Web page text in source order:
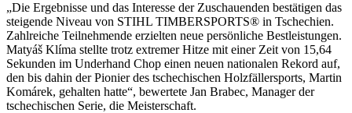
„Die Ergebnisse und das Interesse der Zuschauenden bestätigen das
steigende Niveau von STIHL TIMBERSPORTS® in Tschechien.
Zahlreiche Teilnehmende erzielten neue persönliche Bestleistungen.
Matyáš Klíma stellte trotz extremer Hitze mit einer Zeit von 15,64
Sekunden im Underhand Chop einen neuen nationalen Rekord auf,
den bis dahin der Pionier des tschechischen Holzfällersports, Martin
Komárek, gehalten hatte“, bewertete Jan Brabec, Manager der
tschechischen Serie, die Meisterschaft.